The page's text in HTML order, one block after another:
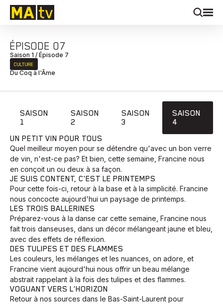
ÉPISODE 07
Saison 1 / Épisode 7
CULTURE
Du Coq à l'Âme
SAISON
1
SAISON
2
SAISON
3
SAISON
4
UN PETIT VIN POUR TOUS
Quel meilleur moyen pour se détendre qu'avec un bon verre
de vin, n'est-ce pas? Et bien, cette semaine, Francine nous
en conçoit un ou deux à sa façon.
JE SUIS CONTENT, C'EST LE PRINTEMPS
Pour cette fois-ci, retour à la base et à la simplicité. Francine
nous concocte aujourd'hui un paysage de printemps.
LES TROIS BALLERINES
Préparez-vous à la danse car cette semaine, Francine nous
fait trois danseuses, dans un décor mélangeant jaune et bleu,
avec des effets de réflexion.
DES TULIPES ET DES FLAMMES
Les couleurs, les mélanges et les nuances, on adore, et
Francine vient aujourd'hui nous offrir un beau mélange
abstrait rappelant à la fois des tulipes et des flammes.
VOGUANT VERS L'HORIZON
Retour à nos sources dans le Bas-Saint-Laurent pour